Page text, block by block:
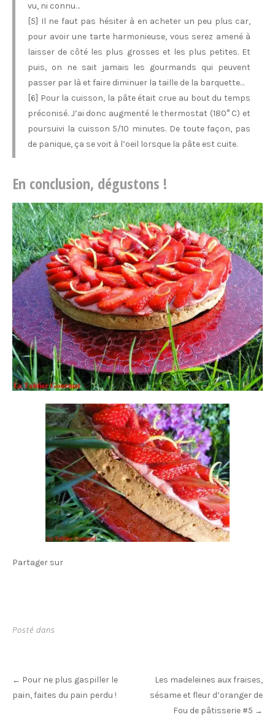
vu, ni connu…
[5] Il ne faut pas hésiter à en acheter un peu plus car,
pour avoir une tarte harmonieuse, vous serez amené à
laisser de côté les plus grosses et les plus petites. Et
puis, on ne sait jamais les gourmands qui peuvent
passer par là et faire diminuer la taille de la barquette…
[6] Pour la cuisson, la pâte était crue au bout du temps
préconisé. J’ai donc augmenté le thermostat (180° C) et
poursuivi la cuisson 5/10 minutes. De toute façon, pas
de panique, ça se voit à l’oeil lorsque la pâte est cuite.
En conclusion, dégustons !
Partager sur
Posté dans
Post
navigation
← Pour ne plus gaspiller le
pain, faites du pain perdu !
Les madeleines aux fraises,
sésame et fleur d’oranger de
Fou de pâtisserie #5 →